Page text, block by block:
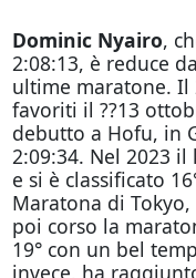
Dominic Nyairo,
2:08:13, è reduce
ultime maratone. Il
favoriti il ??13
debutto a Hofu, in
2:09:34. Nel 2023
e si è classificato
Maratona di
poi corso la
19° con un bel
invece, ha